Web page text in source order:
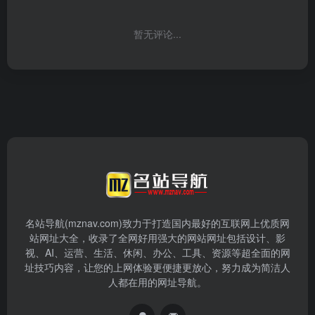
暂无评论...
名站导航(mznav.com)致力于打造国内最好的互联网上优质网
站网址大全，收录了全网好用强大的网站网址包括设计、影
视、AI、运营、生活、休闲、办公、工具、资源等超全面的网
址技巧内容，让您的上网体验更便捷更放心，努力成为简洁人
人都在用的网址导航。